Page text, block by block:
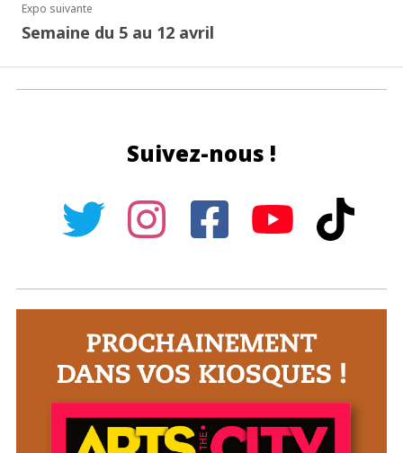
Expo suivante
Semaine du 5 au 12 avril
Suivez-nous !